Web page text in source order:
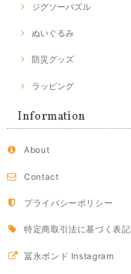
ジグソーパズル
ぬいぐるみ
防災グッズ
ラッピング
Information
About
Contact
プライバシーポリシー
特定商取引法に基づく表記
冨永ボンド Instagram